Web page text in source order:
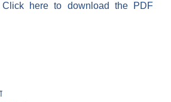
Click here to download the PDF